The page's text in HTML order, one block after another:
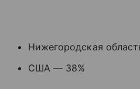
Нижегородская
США — 38%